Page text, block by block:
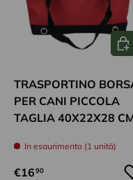
TRASPORTINO
PER CANI PICCOLA
TAGLIA 40X22X28
In esaurimento (1 unità)
€1690